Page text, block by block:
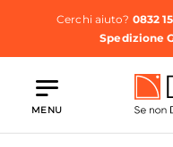
Cerchi aiuto? 0832
Spedizione
MENU